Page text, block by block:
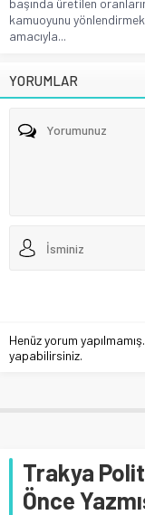
başında üretilen
kamuoyunu yönlendirmek
amacıyla...
YORUMLAR
Henüz yorum
yapabilirsiniz.
Trakya
Önce